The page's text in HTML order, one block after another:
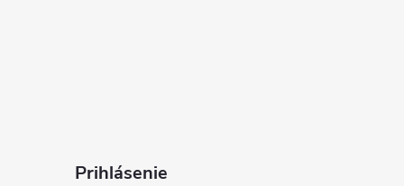
Prihlásenie